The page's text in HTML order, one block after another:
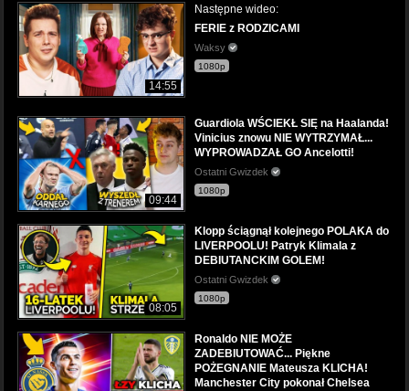
14:55
Następne wideo:
FERIE z RODZICAMI
Waksy
1080p
09:44
Guardiola WŚCIEKŁ SIĘ na Haalanda!
Vinicius znowu NIE WYTRZYMAŁ...
WYPROWADZAŁ GO Ancelotti!
Ostatni Gwizdek
1080p
08:05
Klopp ściągnął kolejnego POLAKA do
LIVERPOOLU! Patryk Klimala z
DEBIUTANCKIM GOLEM!
Ostatni Gwizdek
1080p
Ronaldo NIE MOŻE
ZADEBIUTOWAĆ... Piękne
POŻEGNANIE Mateusza KLICHA!
Manchester City pokonał Chelsea